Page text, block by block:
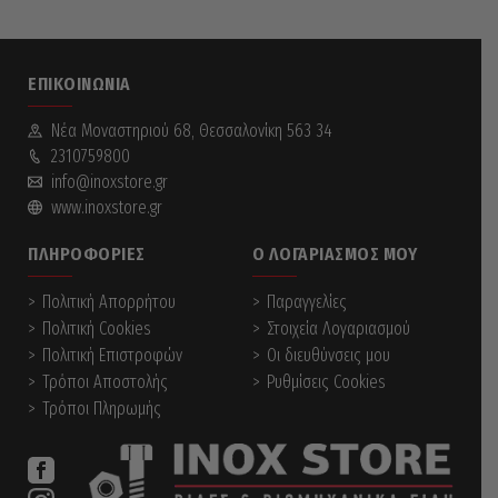
ΕΠΙΚΟΙΝΩΝΊΑ
Νέα Mοναστηριού 68, Θεσσαλονίκη 563 34
2310759800
info@inoxstore.gr
www.inoxstore.gr
ΠΛΗΡΟΦΟΡΊΕΣ
Πολιτική Απορρήτου
Πολιτική Cookies
Πολιτική Επιστροφών
Τρόποι Αποστολής
Τρόποι Πληρωμής
Ο ΛΟΓΑΡΙΑΣΜΌΣ ΜΟΥ
Παραγγελίες
Στοιχεία Λογαριασμού
Οι διευθύνσεις μου
Ρυθμίσεις Cookies